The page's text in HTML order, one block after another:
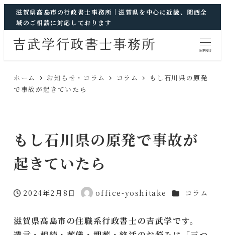
滋賀県高島市の行政書士事務所｜滋賀県を中心に近畿、関西全
域のご相談に対応しております
MENU
ホーム お知らせ・コラム コラム
もし石川県の原発
で事故が起きていたら
もし石川県の原発で事故が
起きていたら
投稿日
2024年2月8日
著
office-yoshitake カテゴリー
コラム
滋賀県高島市の住職系行政書士の吉武学です。